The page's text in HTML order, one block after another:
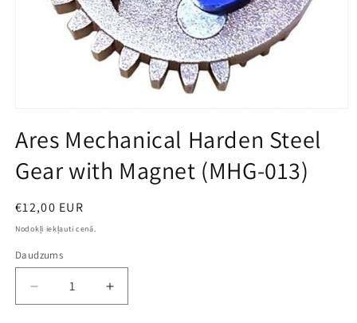
1
in
modal
Ares Mechanical Harden Steel
Gear with Magnet (MHG-013)
Parastā
cena
€12,00 EUR
Nodokļi iekļauti cenā.
Daudzums
Decrease
quantity
Increase
quantity